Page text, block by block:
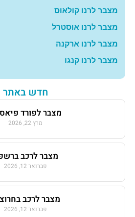
מצבר לרנו קולאוס
מצבר לרנו אוסטרל
מצבר לרנו ארקנה
מצבר לרנו קנגו
חדש באתר
מצבר לפורד
מרץ 22, 2026
מצבר לרכב
פברואר 12, 2026
מצבר לרכב
פברואר 12, 2026